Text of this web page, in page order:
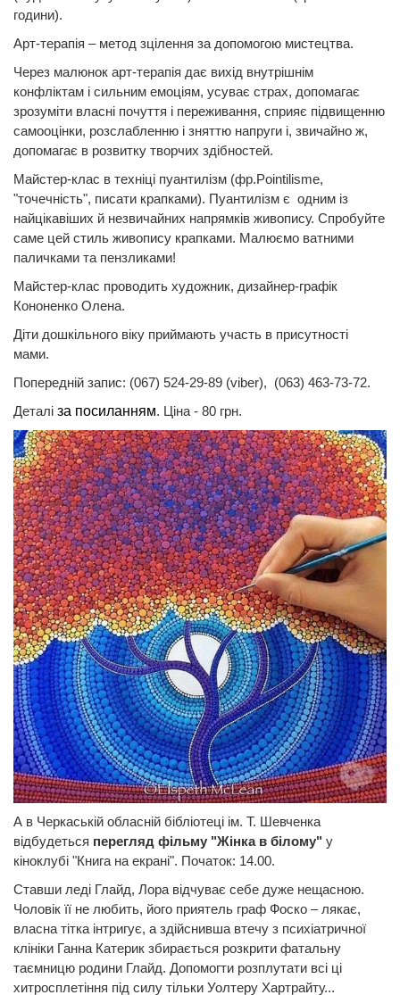
години).
Арт-терапія – метод зцілення за допомогою мистецтва.
Через малюнок арт-терапія дає вихід внутрішнім
конфліктам і сильним емоціям, усуває страх, допомагає
зрозуміти власні почуття і переживання, сприяє підвищенню
самооцінки, розслабленню і зняттю напруги і, звичайно ж,
допомагає в розвитку творчих здібностей.
Майстер-клас в техніці пуантилізм (фр.Pointilisme,
"точечність", писати крапками). Пуантилізм є одним із
найцікавіших й незвичайних напрямків живопису. Спробуйте
саме цей стиль живопису крапками. Малюємо ватними
паличками та пензликами!
Майстер-клас проводить художник, дизайнер-графік
Кононенко Олена.
Діти дошкільного віку приймають участь в присутності
мами.
Попередній запис: (067) 524-29-89 (viber), (063) 463-73-72.
Деталі за посиланням. Ціна - 80 грн.
А в Черкаській обласній бібліотеці ім. Т. Шевченка
відбудеться перегляд фільму "Жінка в білому" у
кіноклубі "Книга на екрані". Початок: 14.00.
Ставши леді Глайд, Лора відчуває себе дуже нещасною.
Чоловік її не любить, його приятель граф Фоско – лякає,
власна тітка інтригує, а здійснивша втечу з психіатричної
клініки Ганна Катерик збирається розкрити фатальну
таємницю родини Глайд. Допомогти розплутати всі ці
хитросплетіння під силу тільки Уолтеру Хартрайту...